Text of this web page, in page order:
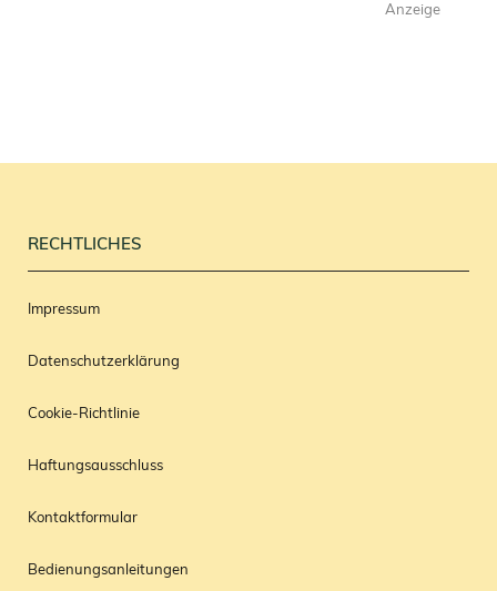
Anzeige
RECHTLICHES
Impressum
Datenschutzerklärung
Cookie-Richtlinie
Haftungsausschluss
Kontaktformular
Bedienungsanleitungen